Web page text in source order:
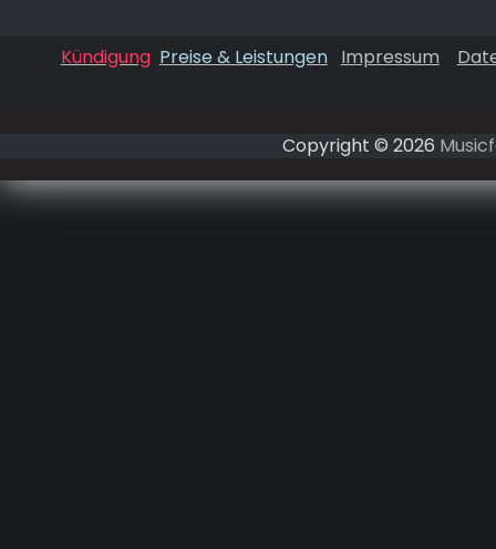
Kündigung Preise & Leistungen Impressum
Copyright © 2026